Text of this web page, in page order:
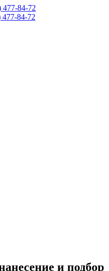
477-84-72
477-84-72
и подбор